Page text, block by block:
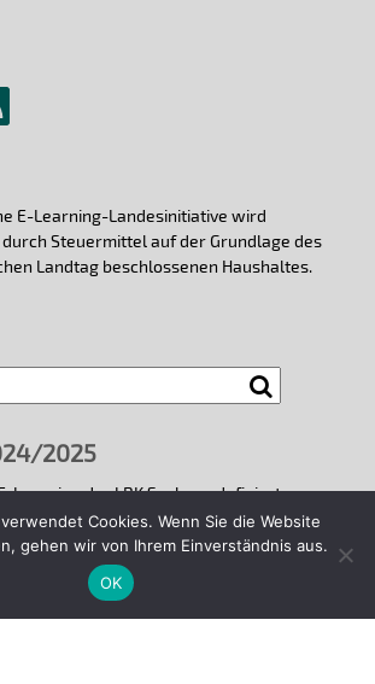
E-Learning-Landesinitiative wird
Steuermittel auf der Grundlage des
Landtag beschlossenen Haushaltes.
2025
Learning der LRK Sachsen definierten
2024/25 wurden bis 31.12.2025
Hochschulvorhaben durchgeführt.
Cookies. Wenn Sie die Website
gehen wir von Ihrem Einverständnis aus.
OK